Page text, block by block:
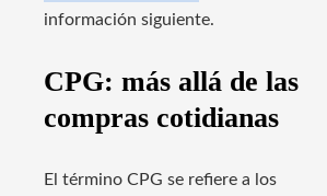
información siguiente.
CPG: más allá de las
compras cotidianas
El término CPG se refiere a los